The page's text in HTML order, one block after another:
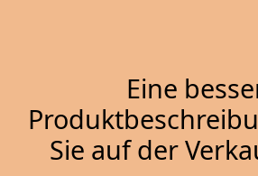
Eine
Sie auf der